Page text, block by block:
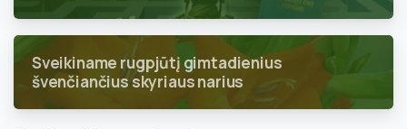
Sveikiname rugpjūtį gimtadienius
švenčiančius skyriaus narius